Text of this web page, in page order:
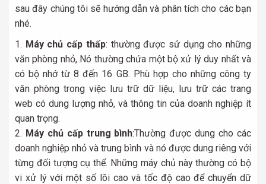
sau đây chúng tôi sẽ hướng dẫn và phân tích cho các bạn
nhé.
Máy chủ cấp thấp: thường được sử dụng cho những
văn phòng nhỏ, Nó thường chứa một bộ xử lý duy nhất và
có bộ nhớ từ 8 đến 16 GB. Phù hợp cho những công ty
văn phòng trong việc lưu trữ dữ liệu, lưu trữ các trang
web có dung lượng nhỏ, và thông tin của doanh nghiệp ít
quan trọng.
Máy chủ cấp trung bình:Thường được dung cho các
doanh nghiệp nhỏ và trung bình và nó được dung riêng với
từng đối tượng cụ thể. Những máy chủ này thường có bộ
vi xử lý với một số lõi cao và tốc độ cao để chuyển dữ